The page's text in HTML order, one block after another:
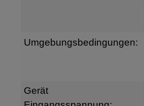
Umgebungsbedingungen:
Gerät